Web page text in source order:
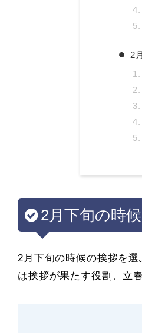
2
2月下旬の時
2月下旬の時候の挨拶を
は挨拶が果たす役割、立